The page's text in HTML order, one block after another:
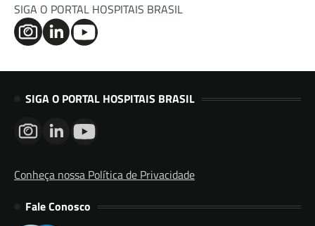
SIGA O PORTAL HOSPITAIS BRASIL
SIGA O PORTAL HOSPITAIS BRASIL
Conheça nossa Política de Privacidade
Fale Conosco